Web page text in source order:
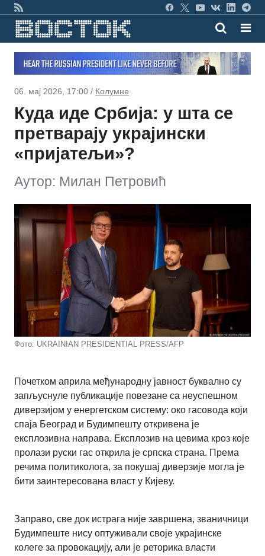
06. мај 2026, 17:00 / Колумне
Куда иде Србија: у шта се
претварају украјински
«пријатељи»?
Аутор: Милан Петровић
Фото: UKRAINIAN PRESIDENTIAL PRESS/AFP
Почетком априла међународну јавност буквално су
запљуснуле публикације повезане са неуспешном
диверзијом у енергетском систему: око гасовода који
спаја Београд и Будимпешту откривена је
експлозивна направа. Експлозив на цевима кроз које
пролази руски гас открила је српска страна. Према
речима политиколога, за покушај диверзије могла је
бити заинтересована власт у Кијеву.
Заправо, све док истрага није завршена, званичници
Будимпеште нису оптуживали своје украјинске
колеге за провокацију, али је реторика власти